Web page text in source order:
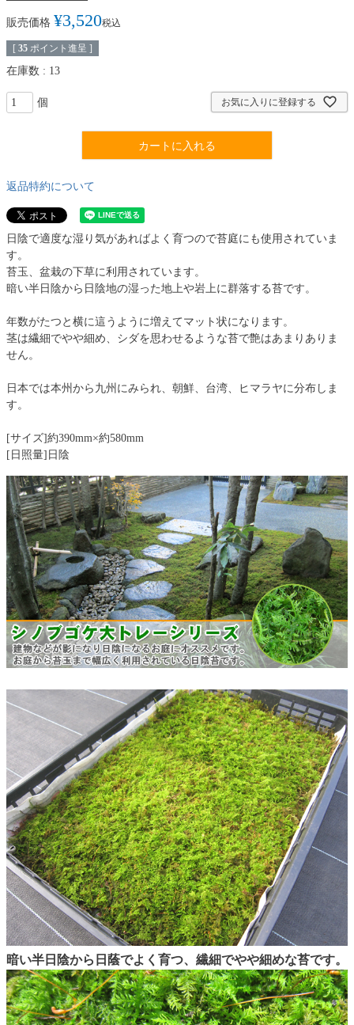
販売価格 ¥3,520税込
[ 35 ポイント進呈 ]
在庫数 13
お気に入りに登録する
カートに入れる
返品特約について
日陰で適度な湿り気があればよく育つので苔庭にも使用されていま
す。
苔玉、盆栽の下草に利用されています。
暗い半日陰から日陰地の湿った地上や岩上に群落する苔です。
年数がたつと横に這うように増えてマット状になります。
茎は繊細でやや細め、シダを思わせるような苔で艶はあまりありま
せん。
日本では本州から九州にみられ、朝鮮、台湾、ヒマラヤに分布しま
す。
[サイズ]約390mm×約580mm
[日照量]日陰
暗い半日陰から日蔭でよく育つ、繊細でやや細めな苔です。